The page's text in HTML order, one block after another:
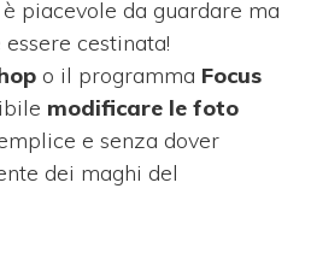
piacevole da guardare ma
cestinata!
o il programma Focus
modificare le foto
e senza dover
dei maghi del